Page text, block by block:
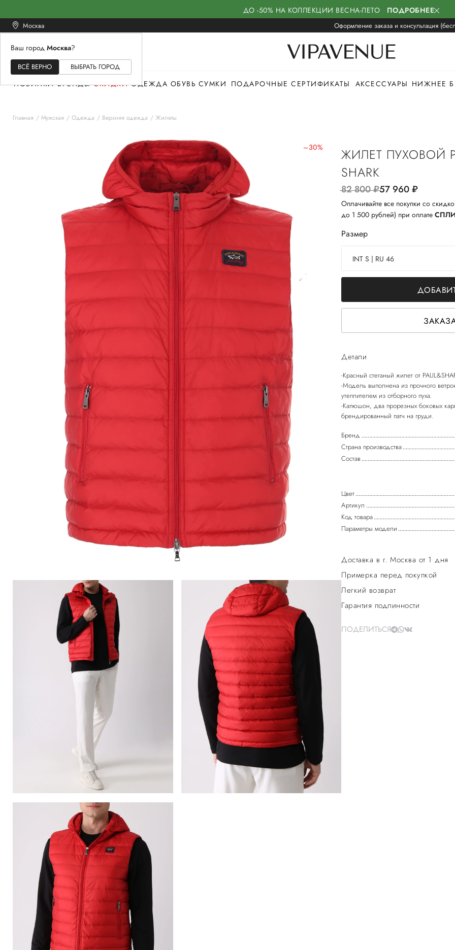
ДО -50% НА КОЛЛЕКЦИИ ВЕСНА-ЛЕТО ПОДРОБНЕЕ
Москва Оформление заказа и консультация
Ваш город Москва?
ВСЁ ВЕРНО ВЫБРАТЬ ГОРОД
ЖЕНСКОЕМУЖСКОЕ
НОВИНКИ БРЕНДЫ СКИДКИ ОДЕЖДА ОБУВЬ СУМКИ ПОДАРОЧНЫЕ СЕРТИФИКАТЫ АКСЕССУАРЫ НИЖНЕЕ
Главная Мужская Одежда Верхняя одежда Жилеты
–30%
ЖИЛЕТ ПУХОВОЙ
SHARK
82 800руб.57 960руб.
Оплачивайте все покупки со
до 1 500 рублей) при оплате
Размер
INT S | RU 46
Детали
-Красный стеганый жилет от
-Модель выполнена из прочного
утеплителем из отборного пуха.
-Капюшон, два прорезных боковых
Бренд
Страна производства
Состав
Цвет
Артикул
Код товара
Параметры модели
Доставка в г. Москва от 1 дня
Примерка перед покупкой
Легкий возврат
Гарантия подлинности
ПОДЕЛИТЬСЯ